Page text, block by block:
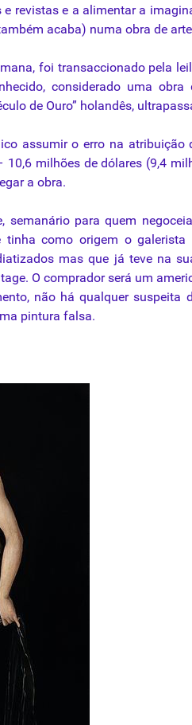
revistas e a alimentar a
acaba) numa obra de
foi transaccionado pela
considerado uma
de Ouro” holandês,
assumir o erro na
milhões de dólares (9,4
a obra.
semanário para quem
tinha como origem o
mas que já teve na
O comprador será um
não há qualquer
pintura falsa.